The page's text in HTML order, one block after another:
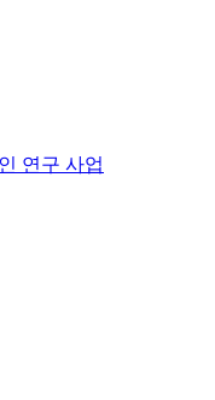
연구 사업